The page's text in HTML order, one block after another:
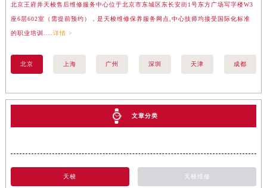
北京王府井天梭售后维修服务中心位于北京市东城区东长安街1号东方广场写字楼W3
座6层602室（需提前预约），是天梭维修保养服务网点,中心技师均接受国际化标准
的职业培训.... 详情 >
北京 上海 广州 深圳 天津 成都
文章分类
天梭 天梭维修